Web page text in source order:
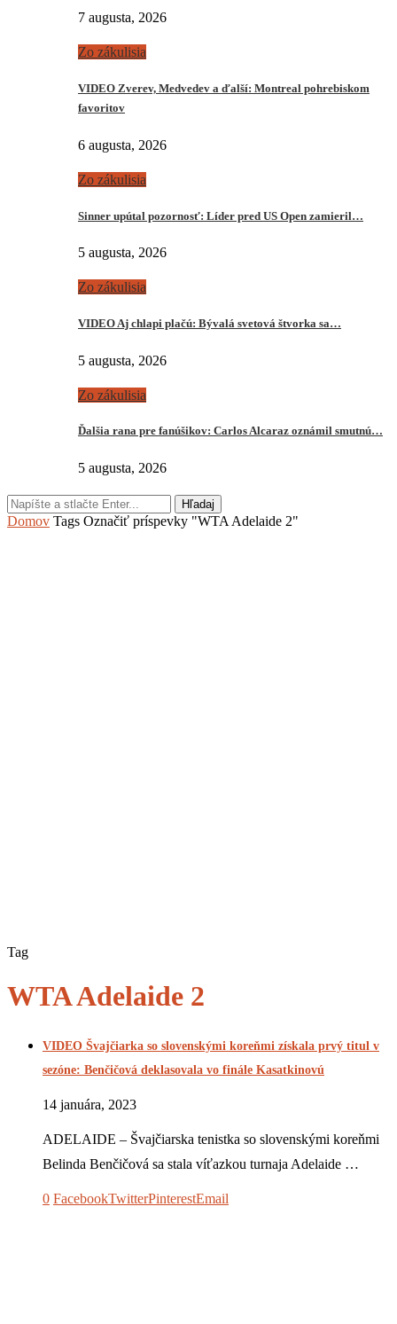
7 augusta, 2026
Zo zákulisia
VIDEO Zverev, Medvedev a ďalší: Montreal pohrebiskom
favoritov
6 augusta, 2026
Zo zákulisia
Sinner upútal pozornosť: Líder pred US Open zamieril…
5 augusta, 2026
Zo zákulisia
VIDEO Aj chlapi plačú: Bývalá svetová štvorka sa…
5 augusta, 2026
Zo zákulisia
Ďalšia rana pre fanúšikov: Carlos Alcaraz oznámil smutnú…
5 augusta, 2026
Hľadaj
Domov Tags Označiť príspevky "WTA Adelaide 2"
Tag
WTA Adelaide 2
VIDEO Švajčiarka so slovenskými koreňmi získala prvý titul v
sezóne: Benčičová deklasovala vo finále Kasatkinovú
14 januára, 2023
ADELAIDE – Švajčiarska tenistka so slovenskými koreňmi
Belinda Benčičová sa stala víťazkou turnaja Adelaide …
0 FacebookTwitterPinterestEmail